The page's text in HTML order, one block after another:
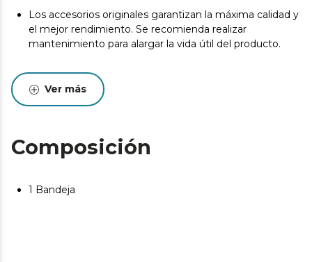
Los accesorios originales garantizan la máxima calidad y
el mejor rendimiento. Se recomienda realizar
mantenimiento para alargar la vida útil del producto.
Ver más
Composición
1 Bandeja